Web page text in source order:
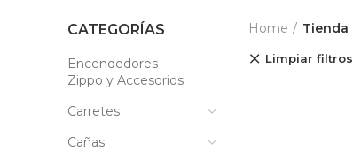
CATEGORÍAS
Encendedores
Zippo y Accesorios
Carretes
Cañas
Home Tienda
Limpiar filtros